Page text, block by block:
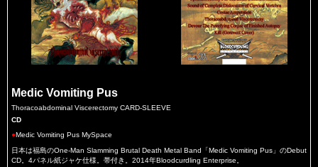
Medic Vomiting Pus
Thoracoabdominal Viscerectomy CARD-SLEEVE
CD
●Medic Vomiting Pus MySpace
日本は福島のOne-Man Slamming Brutal Death Metal Band「Medic Vomiting Pus」のDebut
CD。4パネル紙ジャケ仕様。帯付き。2014年Bloodcurdling Enterprise。